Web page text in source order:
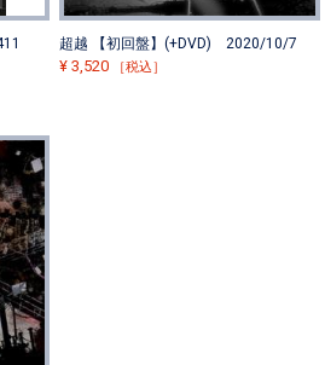
超越 【初回盤】(+DVD) 2020/10/7
¥3,520 ［税込］